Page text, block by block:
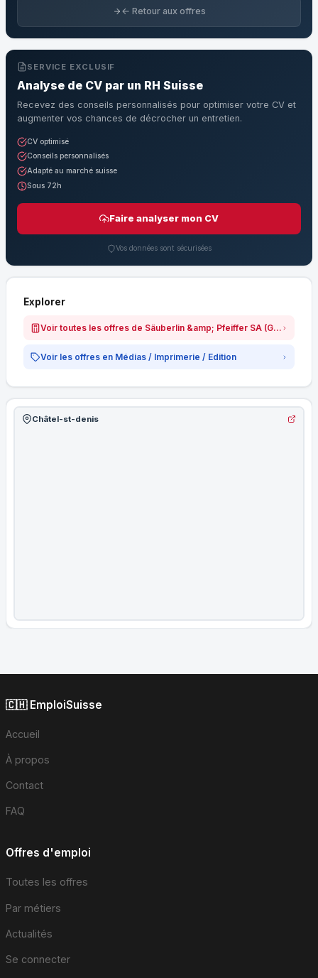
← Retour aux offres
SERVICE EXCLUSIF
Analyse de CV par un RH Suisse
Recevez des conseils personnalisés pour optimiser votre CV et
augmenter vos chances de décrocher un entretien.
CV optimisé
Conseils personnalisés
Adapté au marché suisse
Sous 72h
Faire analyser mon CV
Vos données sont sécurisées
Explorer
Voir toutes les offres de Säuberlin &amp; Pfeiffer SA (Groupe Autajon)
Voir les offres en Médias / Imprimerie / Edition
Châtel-st-denis
🇨🇭 EmploiSuisse
Accueil
À propos
Contact
FAQ
Offres d'emploi
Toutes les offres
Par métiers
Actualités
Se connecter